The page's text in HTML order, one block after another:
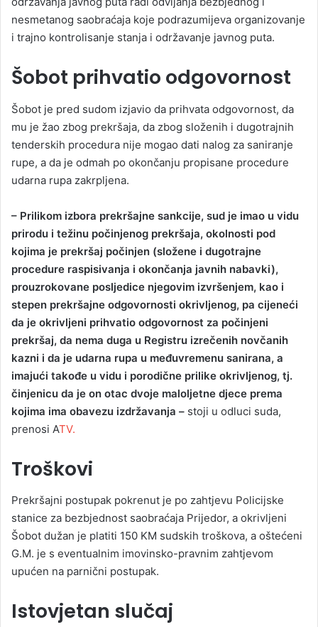
nesmetanog saobraćaja koje podrazumijeva organizovanje
i trajno kontrolisanje stanja i održavanje javnog puta.
Šobot prihvatio odgovornost
Šobot je pred sudom izjavio da prihvata odgovornost, da
mu je žao zbog prekršaja, da zbog složenih i dugotrajnih
tenderskih procedura nije mogao dati nalog za saniranje
rupe, a da je odmah po okončanju propisane procedure
udarna rupa zakrpljena.
– Prilikom izbora prekršajne sankcije, sud je imao u vidu
prirodu i težinu počinjenog prekršaja, okolnosti pod
kojima je prekršaj počinjen (složene i dugotrajne
procedure raspisivanja i okončanja javnih nabavki),
prouzrokovane posljedice njegovim izvršenjem, kao i
stepen prekršajne odgovornosti okrivljenog, pa cijeneći
da je okrivljeni prihvatio odgovornost za počinjeni
prekršaj, da nema duga u Registru izrečenih novčanih
kazni i da je udarna rupa u međuvremenu sanirana, a
imajući takođe u vidu i porodične prilike okrivljenog, tj.
činjenicu da je on otac dvoje maloljetne djece prema
kojima ima obavezu izdržavanja – stoji u odluci suda,
prenosi ATV.
Troškovi
Prekršajni postupak pokrenut je po zahtjevu Policijske
stanice za bezbjednost saobraćaja Prijedor, a okrivljeni
Šobot dužan je platiti 150 KM sudskih troškova, a oštećeni
G.M. je s eventualnim imovinsko-pravnim zahtjevom
upućen na parnični postupak.
Istovjetan slučaj